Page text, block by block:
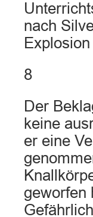
nach
8
Der
keine
er eine
geworfen